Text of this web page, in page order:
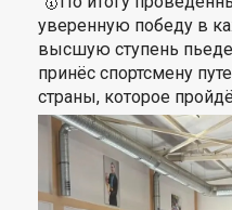
уверенную победу в
высшую ступень
принёс спортсмену
страны, которое